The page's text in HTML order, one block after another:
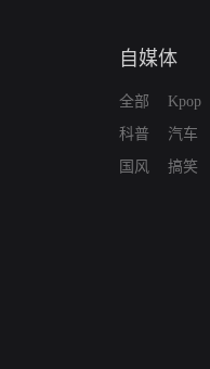
自媒体
全部
科普
国风
Kpop
汽车
搞笑